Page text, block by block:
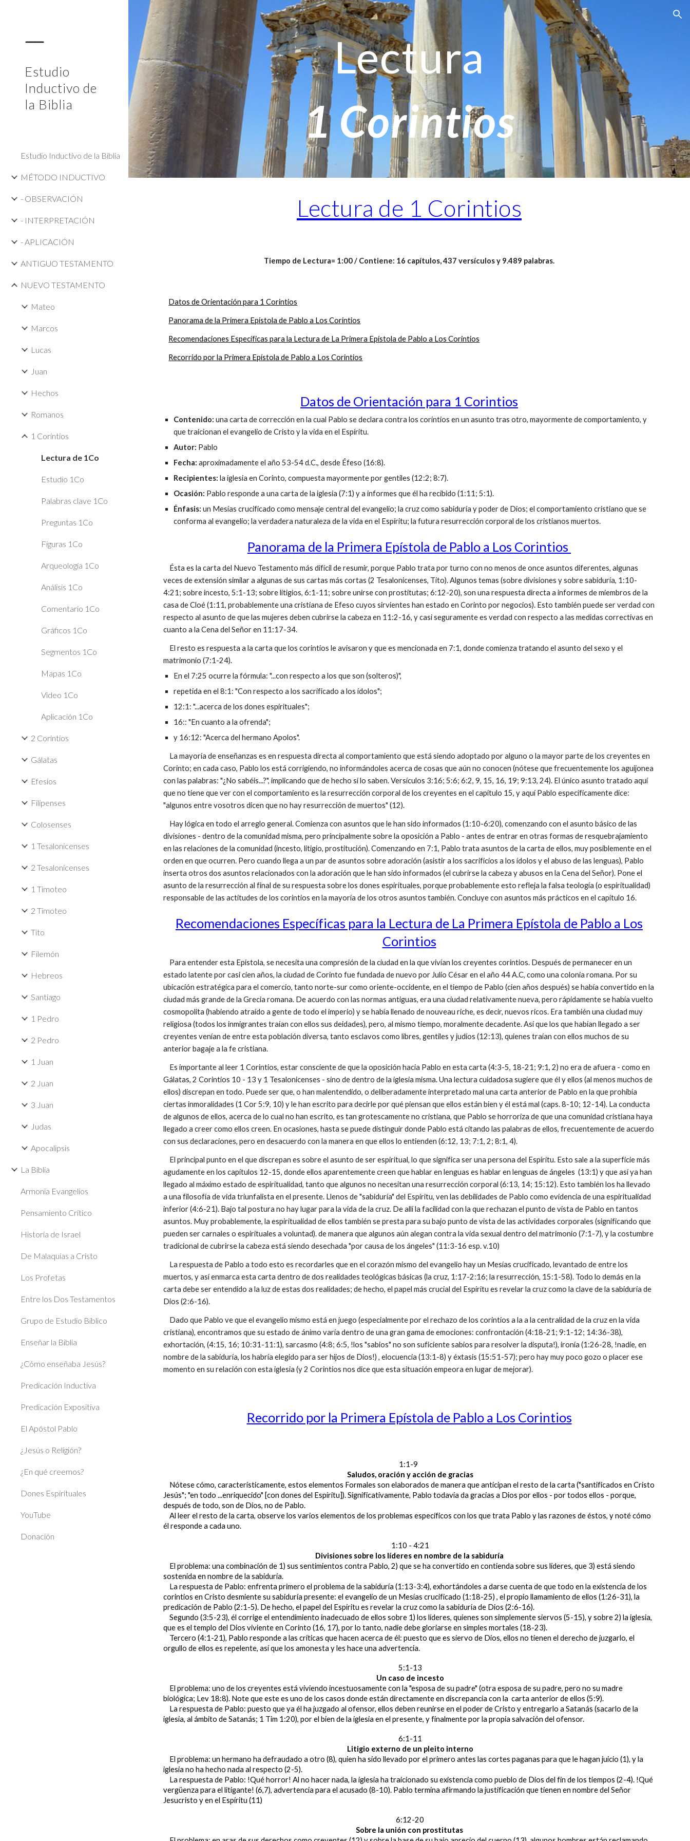
Skip to main content Skip to navigation
Estudio
Inductivo de
la Biblia
Estudio Inductivo de la Biblia
MÉTODO INDUCTIVO
- OBSERVACIÓN
- INTERPRETACIÓN
- APLICACIÓN
ANTIGUO TESTAMENTO
NUEVO TESTAMENTO
Mateo
Marcos
Lucas
Juan
Hechos
Romanos
1 Corintios
Lectura de 1Co
Estudio 1Co
Palabras clave 1Co
Preguntas 1Co
Figuras 1Co
Arqueología 1Co
Análisis 1Co
Comentario 1Co
Gráficos 1Co
Segmentos 1Co
Mapas 1Co
Video 1Co
Aplicación 1Co
2 Corintios
Gálatas
Efesios
Filipenses
Colosenses
1 Tesalonicenses
2 Tesalonicenses
1 Timoteo
2 Timoteo
Tito
Filemón
Hebreos
Santiago
1 Pedro
2 Pedro
1 Juan
2 Juan
3 Juan
Judas
Apocalipsis
La Biblia
Armonia Evangelios
Pensamiento Crítico
Historia de Israel
De Malaquías a Cristo
Los Profetas
Entre los Dos Testamentos
Grupo de Estudio Bíblico
Enseñar la Biblia
¿Cómo enseñaba Jesús?
Predicación Inductiva
Predicación Expositiva
El Apóstol Pablo
¿Jesús o Religión?
¿En qué creemos?
Dones Espirituales
YouTube
Donación
Lectura
1 Corintios
Lectura de 1 Corintios
Tiempo de Lectura= 1:00 / Contiene: 16 capítulos, 437 versículos y 9.489 palabras.
Datos de Orientación para 1 Corintios
Panorama de la Primera Epístola de Pablo a Los Corintios
Recomendaciones Específicas para la Lectura de La Primera Epístola de Pablo a Los Corintios
Recorrido por la Primera Epístola de Pablo a Los Corintios
Datos de Orientación para 1 Corintios
Contenido: una carta de corrección en la cual Pablo se declara contra los corintios en un asunto tras otro, mayormente de comportamiento, y
que traicionan el evangelio de Cristo y la vida en el Espíritu.
Autor: Pablo
Fecha: aproximadamente el año 53-54 d.C., desde Éfeso (16:8).
Recipientes: la iglesia en Corinto, compuesta mayormente por gentiles (12:2; 8:7).
Ocasión: Pablo responde a una carta de la iglesia (7:1) y a informes que él ha recibido (1:11; 5:1).
Énfasis: un Mesías crucificado como mensaje central del evangelio; la cruz como sabiduría y poder de Dios; el comportamiento cristiano que se
conforma al evangelio; la verdadera naturaleza de la vida en el Espíritu; la futura resurrección corporal de los cristianos muertos.
Panorama de la Primera Epístola de Pablo a Los Corintios
Ésta es la carta del Nuevo Testamento más difícil de resumir, porque Pablo trata por turno con no menos de once asuntos diferentes, algunas
veces de extensión similar a algunas de sus cartas más cortas (2 Tesalonicenses, Tito). Algunos temas (sobre divisiones y sobre sabiduría, 1:10-
4:21; sobre incesto, 5:1-13; sobre litigios, 6:1-11; sobre unirse con prostitutas; 6:12-20), son una respuesta directa a informes de miembros de la
casa de Cloé (1:11, probablemente una cristiana de Efeso cuyos sirvientes han estado en Corinto por negocios). Esto también puede ser verdad con
respecto al asunto de que las mujeres deben cubrirse la cabeza en 11:2-16, y casi seguramente es verdad con respecto a las medidas correctivas en
cuanto a la Cena del Señor en 11:17-34.
El resto es respuesta a la carta que los corintios le avisaron y que es mencionada en 7:1, donde comienza tratando el asunto del sexo y el
matrimonio (7:1-24).
En el 7:25 ocurre la fórmula: "...con respecto a los que son (solteros)",
repetida en el 8:1: "Con respecto a los sacrificado a los ídolos";
12:1: "...acerca de los dones espirituales";
16:: "En cuanto a la ofrenda";
y 16:12: "Acerca del hermano Apolos".
La mayoría de enseñanzas es en respuesta directa al comportamiento que está siendo adoptado por alguno o la mayor parte de los creyentes en
Corinto; en cada caso, Pablo los está corrigiendo, no informándoles acerca de cosas que aún no conocen (nótese que frecuentemente los aguijonea
con las palabras: "¿No sabéis...?", implicando que de hecho sí lo saben. Versículos 3:16; 5:6; 6:2, 9, 15, 16, 19; 9:13, 24). El único asunto tratado aquí
que no tiene que ver con el comportamiento es la resurrección corporal de los creyentes en el capítulo 15, y aquí Pablo específicamente dice:
"algunos entre vosotros dicen que no hay resurrección de muertos" (12).
Hay lógica en todo el arreglo general. Comienza con asuntos que le han sido informados (1:10-6:20), comenzando con el asunto básico de las
divisiones - dentro de la comunidad misma, pero principalmente sobre la oposición a Pablo - antes de entrar en otras formas de resquebrajamiento
en las relaciones de la comunidad (incesto, litigio, prostitución). Comenzando en 7:1, Pablo trata asuntos de la carta de ellos, muy posiblemente en el
orden en que ocurren. Pero cuando llega a un par de asuntos sobre adoración (asistir a los sacrificios a los ídolos y el abuso de las lenguas), Pablo
inserta otros dos asuntos relacionados con la adoración que le han sido informados (el cubrirse la cabeza y abusos en la Cena del Señor). Pone el
asunto de la resurrección al final de su respuesta sobre los dones espirituales, porque probablemente esto refleja la falsa teología (o espiritualidad)
responsable de las actitudes de los corintios en la mayoría de los otros asuntos también. Concluye con asuntos más prácticos en el capítulo 16.
Recomendaciones Específicas para la Lectura de La Primera Epístola de Pablo a Los
Corintios
Para entender esta Epístola, se necesita una compresión de la ciudad en la que vivían los creyentes corintios. Después de permanecer en un
estado latente por casi cien años, la ciudad de Corinto fue fundada de nuevo por Julio César en el año 44 A.C, como una colonia romana. Por su
ubicación estratégica para el comercio, tanto norte-sur como oriente-occidente, en el tiempo de Pablo (cien años después) se había convertido en la
ciudad más grande de la Grecia romana. De acuerdo con las normas antiguas, era una ciudad relativamente nueva, pero rápidamente se había vuelto
cosmopolita (habiendo atraído a gente de todo el imperio) y se había llenado de nouveau riche, es decir, nuevos ricos. Era también una ciudad muy
religiosa (todos los inmigrantes traían con ellos sus deidades), pero, al mismo tiempo, moralmente decadente. Así que los que habían llegado a ser
creyentes venían de entre esta población diversa, tanto esclavos como libres, gentiles y judíos (12:13), quienes traían con ellos muchos de su
anterior bagaje a la fe cristiana.
Es importante al leer 1 Corintios, estar consciente de que la oposición hacia Pablo en esta carta (4:3-5, 18-21; 9:1, 2) no era de afuera - como en
Gálatas, 2 Corintios 10 - 13 y 1 Tesalonicenses - sino de dentro de la iglesia misma. Una lectura cuidadosa sugiere que él y ellos (al menos muchos de
ellos) discrepan en todo. Puede ser que, o han malentendido, o deliberadamente interpretado mal una carta anterior de Pablo en la que prohibía
ciertas inmoralidades (1 Cor 5:9, 10) y le han escrito para decirle por qué piensan que ellos están bien y él está mal (caps. 8-10; 12-14). La conducta
de algunos de ellos, acerca de lo cual no han escrito, es tan grotescamente no cristiana, que Pablo se horroriza de que una comunidad cristiana haya
llegado a creer como ellos creen. En ocasiones, hasta se puede distinguir donde Pablo está citando las palabras de ellos, frecuentemente de acuerdo
con sus declaraciones, pero en desacuerdo con la manera en que ellos lo entienden (6:12, 13; 7:1, 2; 8:1, 4).
El principal punto en el que discrepan es sobre el asunto de ser espiritual, lo que significa ser una persona del Espíritu. Esto sale a la superficie más
agudamente en los capítulos 12-15, donde ellos aparentemente creen que hablar en lenguas es hablar en lenguas de ángeles (13:1) y que así ya han
llegado al máximo estado de espiritualidad, tanto que algunos no necesitan una resurrección corporal (6:13, 14; 15:12). Esto también los ha llevado
a una filosofía de vida triunfalista en el presente. Llenos de "sabiduría" del Espíritu, ven las debilidades de Pablo como evidencia de una espiritualidad
inferior (4:6-21). Bajo tal postura no hay lugar para la vida de la cruz. De allí la facilidad con la que rechazan el punto de vista de Pablo en tantos
asuntos. Muy probablemente, la espiritualidad de ellos también se presta para su bajo punto de vista de las actividades corporales (significando que
pueden ser carnales o espirituales a voluntad). de manera que algunos aún alegan contra la vida sexual dentro del matrimonio (7:1-7), y la costumbre
tradicional de cubrirse la cabeza está siendo desechada "por causa de los ángeles" (11:3-16 esp. v.10)
La respuesta de Pablo a todo esto es recordarles que en el corazón mismo del evangelio hay un Mesías crucificado, levantado de entre los
muertos, y así enmarca esta carta dentro de dos realidades teológicas básicas (la cruz, 1:17-2:16; la resurrección, 15:1-58). Todo lo demás en la
carta debe ser entendido a la luz de estas dos realidades; de hecho, el papel más crucial del Espíritu es revelar la cruz como la clave de la sabiduría de
Dios (2:6-16).
Dado que Pablo ve que el evangelio mismo está en juego (especialmente por el rechazo de los corintios a la a la centralidad de la cruz en la vida
cristiana), encontramos que su estado de ánimo varía dentro de una gran gama de emociones: confrontación (4:18-21; 9:1-12; 14:36-38),
exhortación, (4:15, 16; 10:31-11:1), sarcasmo (4:8; 6:5, !los "sabios" no son suficiente sabios para resolver la disputa!), ironía (1:26-28, !nadie, en
nombre de la sabiduría, los habría elegido para ser hijos de Dios!) , elocuencia (13:1-8) y éxtasis (15:51-57); pero hay muy poco gozo o placer ese
momento en su relación con esta iglesia (y 2 Corintios nos dice que esta situación empeora en lugar de mejorar).
Recorrido por la Primera Epístola de Pablo a Los Corintios
1:1-9
Saludos, oración y acción de gracias
Nótese cómo, característicamente, estos elementos Formales son elaborados de manera que anticipan el resto de la carta ("santificados en Cristo
Jesús"; "en todo ...enriquecido" [con dones del Espíritu]). Significativamente, Pablo todavía da gracias a Dios por ellos - por todos ellos - porque,
después de todo, son de Dios, no de Pablo.
Al leer el resto de la carta, observe los varios elementos de los problemas específicos con los que trata Pablo y las razones de éstos, y noté cómo
él responde a cada uno.
1:10 - 4:21
Divisiones sobre los líderes en nombre de la sabiduría
El problema: una combinación de 1) sus sentimientos contra Pablo, 2) que se ha convertido en contienda sobre sus líderes, que 3) está siendo
sostenida en nombre de la sabiduría.
La respuesta de Pablo: enfrenta primero el problema de la sabiduría (1:13-3:4), exhortándoles a darse cuenta de que todo en la existencia de los
corintios en Cristo desmiente su sabiduría presente: el evangelio de un Mesías crucificado (1:18-25) , el propio llamamiento de ellos (1:26-31), la
predicación de Pablo (2:1-5). De hecho, el papel del Espíritu es revelar la cruz como la sabiduría de Dios (2:6-16).
Segundo (3:5-23), él corrige el entendimiento inadecuado de ellos sobre 1) los líderes, quienes son simplemente siervos (5-15), y sobre 2) la iglesia,
que es el templo del Dios viviente en Corinto (16, 17), por lo tanto, nadie debe gloriarse en simples mortales (18-23).
Tercero (4:1-21), Pablo responde a las críticas que hacen acerca de él: puesto que es siervo de Dios, ellos no tienen el derecho de juzgarlo, el
orgullo de ellos es repelente, así que los amonesta y les hace una advertencia.
5:1-13
Un caso de incesto
El problema: uno de los creyentes está viviendo incestuosamente con la "esposa de su padre" (otra esposa de su padre, pero no su madre
biológica; Lev 18:8). Note que este es uno de los casos donde están directamente en discrepancia con la carta anterior de ellos (5:9).
La respuesta de Pablo: puesto que ya él ha juzgado al ofensor, ellos deben reunirse en el poder de Cristo y entregarlo a Satanás (sacarlo de la
iglesia, al ámbito de Satanás; 1 Tim 1:20), por el bien de la iglesia en el presente, y finalmente por la propia salvación del ofensor.
6:1-11
Litigio externo de un pleito interno
El problema: un hermano ha defraudado a otro (8), quien ha sido llevado por el primero antes las cortes paganas para que le hagan juicio (1), y la
iglesia no ha hecho nada al respecto (2-5).
La respuesta de Pablo: !Qué horror! Al no hacer nada, la iglesia ha traicionado su existencia como pueblo de Dios del fin de los tiempos (2-4). !Qué
vergüenza para el litigante! (6,7), advertencia para el acusado (8-10). Pablo termina afirmando la justificación que tienen en nombre del Señor
Jesucristo y en el Espíritu (11)
6:12-20
Sobre la unión con prostitutas